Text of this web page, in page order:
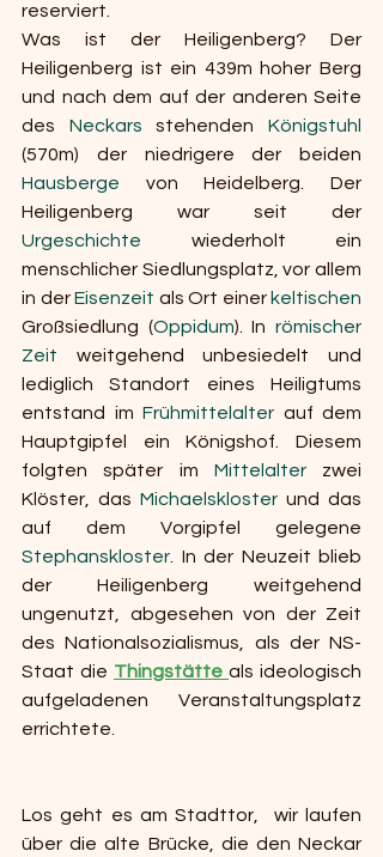
reserviert.
Was ist der Heiligenberg? Der
Heiligenberg ist ein 439m hoher Berg
und nach dem auf der anderen Seite
des Neckars stehenden Königstuhl
Hausberge von Heidelberg. Der
Urgeschichte wiederholt ein
menschlicher Siedlungsplatz, vor allem
in der Eisenzeit als Ort einer keltischen
Großsiedlung (Oppidum). In römischer
Zeit weitgehend unbesiedelt und
lediglich Standort eines Heiligtums
entstand im Frühmittelalter auf dem
Hauptgipfel ein Königshof. Diesem
folgten später im Mittelalter zwei
Klöster, das Michaelskloster und das
Stephanskloster . In der Neuzeit blieb
der Heiligenberg weitgehend
ungenutzt, abgesehen von der Zeit
des Nationalsozialismus, als der NS-
Staat die Thingstätte als ideologisch
aufgeladenen Veranstaltungsplatz
errichtete.
Los geht es am Stadttor,  wir laufen
über die alte Brücke, die den Neckar